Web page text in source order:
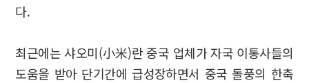
다.
최근에는 샤오미(小米)란 중국 업체가 자국 이통사들의
도움을 받아 단기간에 급성장하면서 중국 돌풍의 한축